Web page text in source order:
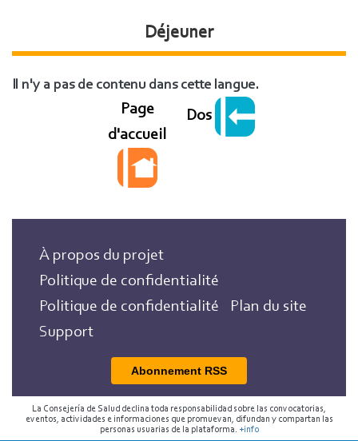
Déjeuner
Il n'y a pas de contenu dans cette langue.
Page
d'accueil
Dos
À propos du projet
Politique de confidentialité
Politique de confidentialité
Plan du site
Support
Abonnement RSS
La Consejería de Salud declina toda responsabilidad sobre las convocatorias,
eventos, actividades e informaciones que promuevan, difundan y compartan las
personas usuarias de la plataforma. +info